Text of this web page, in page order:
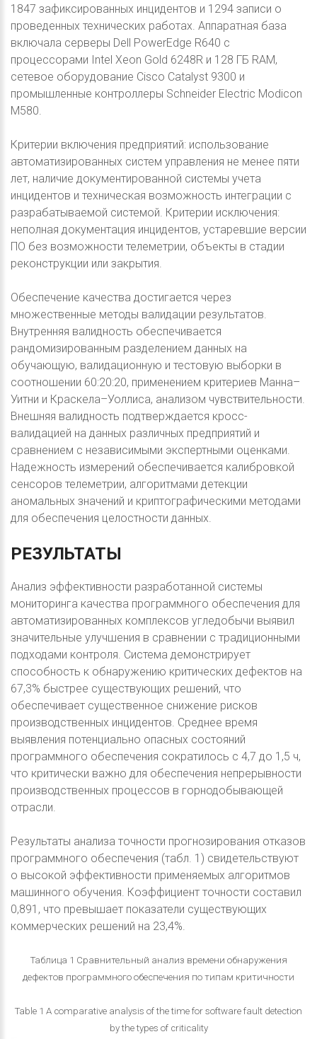
1847 зафиксированных инцидентов и 1294 записи о
проведенных технических работах. Аппаратная база
включала серверы Dell PowerEdge R640 с
процессорами Intel Xeon Gold 6248R и 128 ГБ RAM,
сетевое оборудование Cisco Catalyst 9300 и
промышленные контроллеры Schneider Electric Modicon
M580.
Критерии включения предприятий: использование
автоматизированных систем управления не менее пяти
лет, наличие документированной системы учета
инцидентов и техническая возможность интеграции с
разрабатываемой системой. Критерии исключения:
неполная документация инцидентов, устаревшие версии
ПО без возможности телеметрии, объекты в стадии
реконструкции или закрытия.
Обеспечение качества достигается через
множественные методы валидации результатов.
Внутренняя валидность обеспечивается
рандомизированным разделением данных на
обучающую, валидационную и тестовую выборки в
соотношении 60:20:20, применением критериев Манна–
Уитни и Краскела–Уоллиса, анализом чувствительности.
Внешняя валидность подтверждается кросс-
валидацией на данных различных предприятий и
сравнением с независимыми экспертными оценками.
Надежность измерений обеспечивается калибровкой
сенсоров телеметрии, алгоритмами детекции
аномальных значений и криптографическими методами
для обеспечения целостности данных.
РЕЗУЛЬТАТЫ
Анализ эффективности разработанной системы
мониторинга качества программного обеспечения для
автоматизированных комплексов угледобычи выявил
значительные улучшения в сравнении с традиционными
подходами контроля. Система демонстрирует
способность к обнаружению критических дефектов на
67,3% быстрее существующих решений, что
обеспечивает существенное снижение рисков
производственных инцидентов. Среднее время
выявления потенциально опасных состояний
программного обеспечения сократилось с 4,7 до 1,5 ч,
что критически важно для обеспечения непрерывности
производственных процессов в горнодобывающей
отрасли.
Результаты анализа точности прогнозирования отказов
программного обеспечения (табл. 1) свидетельствуют
о высокой эффективности применяемых алгоритмов
машинного обучения. Коэффициент точности составил
0,891, что превышает показатели существующих
коммерческих решений на 23,4%.
Таблица 1 Сравнительный анализ времени обнаружения
дефектов программного обеспечения по типам критичности
Table 1 A comparative analysis of the time for software fault detection
by the types of criticality